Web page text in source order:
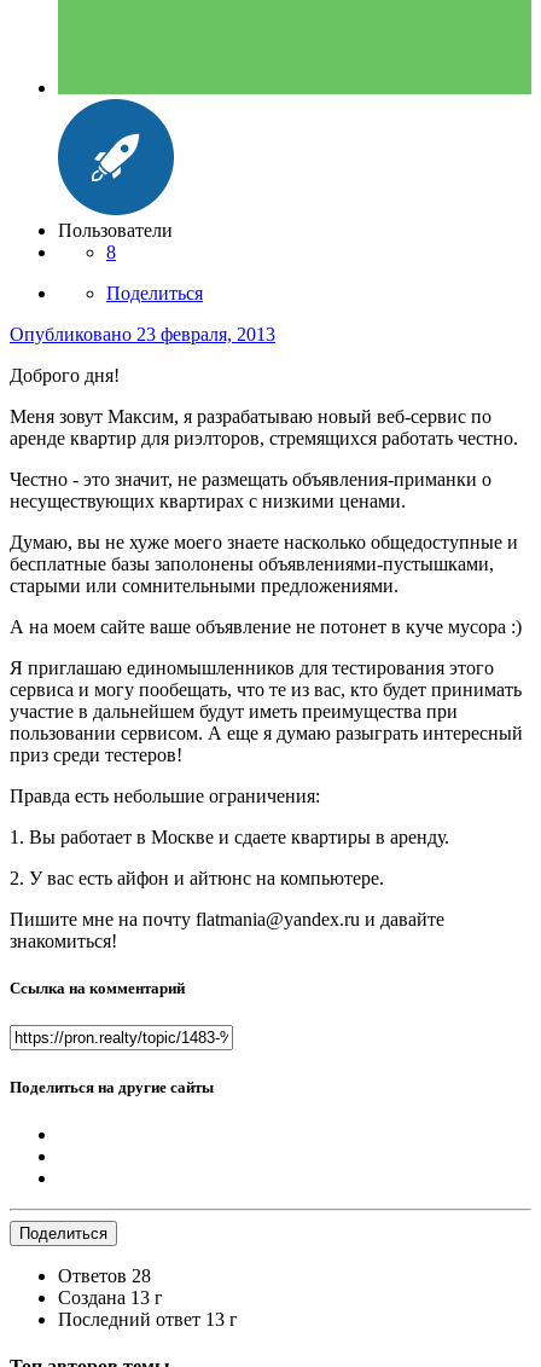
Пользователи
8
Поделиться
Опубликовано 23 февраля, 2013
Доброго дня!
Меня зовут Максим, я разрабатываю новый веб-сервис по
аренде квартир для риэлторов, стремящихся работать честно.
Честно - это значит, не размещать объявления-приманки о
несуществующих квартирах с низкими ценами.
Думаю, вы не хуже моего знаете насколько общедоступные и
бесплатные базы заполонены объявлениями-пустышками,
старыми или сомнительными предложениями.
А на моем сайте ваше объявление не потонет в куче мусора :)
Я приглашаю единомышленников для тестирования этого
сервиса и могу пообещать, что те из вас, кто будет принимать
участие в дальнейшем будут иметь преимущества при
пользовании сервисом. А еще я думаю разыграть интересный
приз среди тестеров!
Правда есть небольшие ограничения:
1. Вы работает в Москве и сдаете квартиры в аренду.
2. У вас есть айфон и айтюнс на компьютере.
Пишите мне на почту flatmania@yandex.ru и давайте
знакомиться!
Ссылка на комментарий
Поделиться на другие сайты
Поделиться
Ответов 28
Создана 13 г
Последний ответ 13 г